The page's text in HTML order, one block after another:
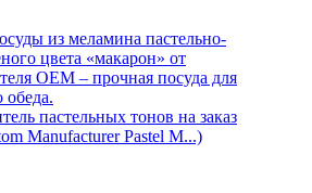
пастельных тонов на заказ
Manufacturer Pastel M...)